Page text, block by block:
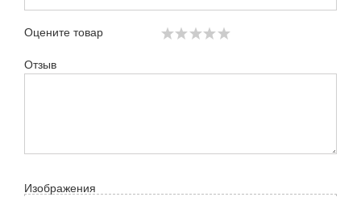
Оцените товар
Отзыв
Изображения